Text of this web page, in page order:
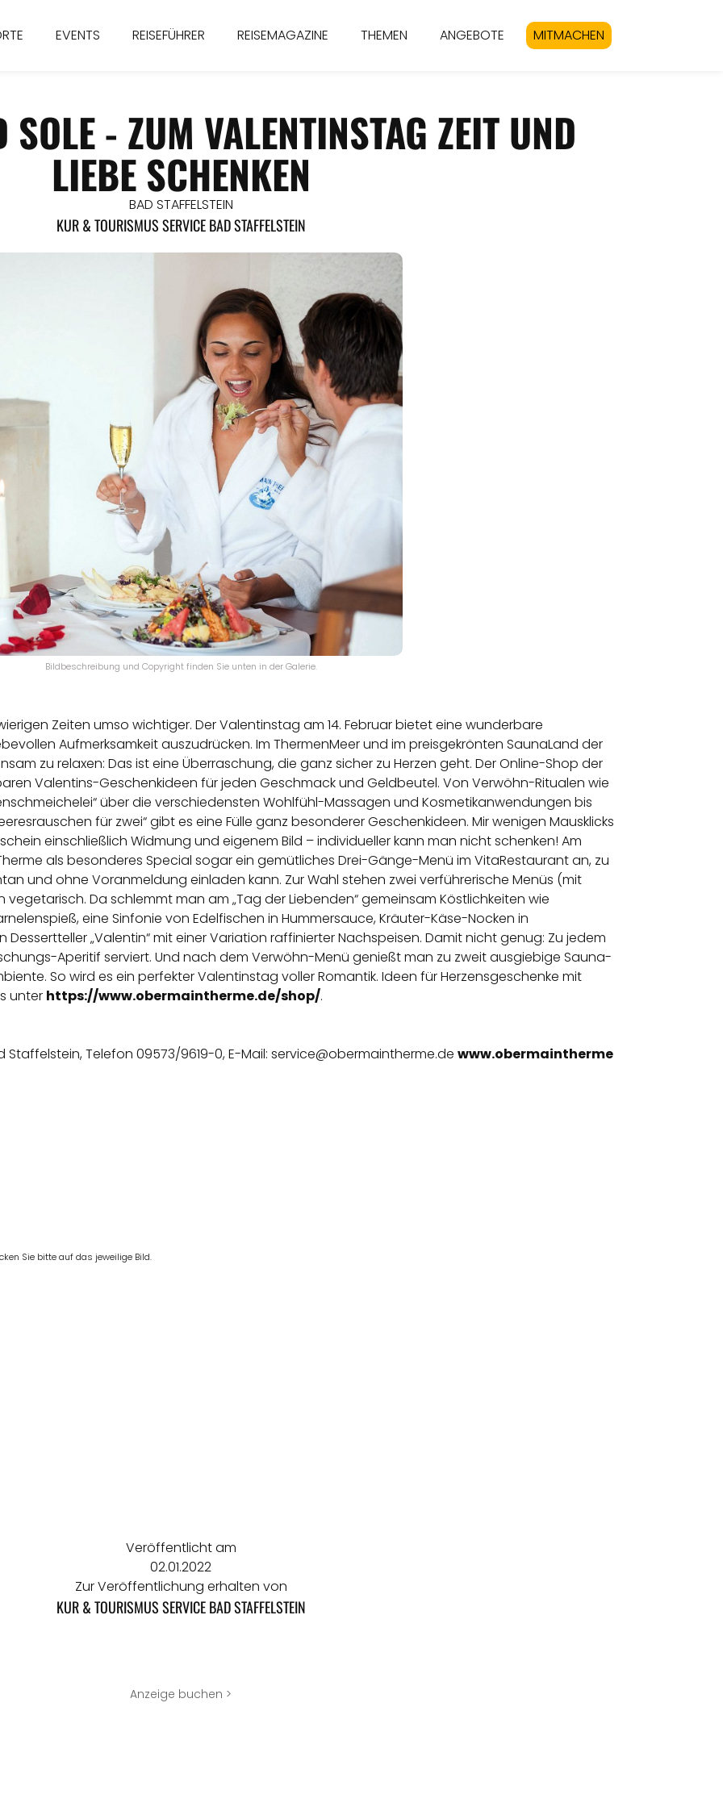
EVENTS REISEFÜHRER REISEMAGAZINE THEMEN ANGEBOTE MITMACHEN
- ZUM VALENTINSTAG ZEIT UND
LIEBE SCHENKEN
BAD STAFFELSTEIN
KUR & TOURISMUS SERVICE BAD STAFFELSTEIN
Bildbeschreibung und Copyright finden Sie unten in der Galerie.
Zeiten umso wichtiger. Der Valentinstag am 14. Februar bietet eine wunderbare
Aufmerksamkeit auszudrücken. Im ThermenMeer und im preisgekrönten SaunaLand der
zu relaxen: Das ist eine Überraschung, die ganz sicher zu Herzen geht. Der Online-Shop der
Valentins-Geschenkideen für jeden Geschmack und Geldbeutel. Von Verwöhn-Ritualen wie
über die verschiedensten Wohlfühl-Massagen und Kosmetikanwendungen bis
für zwei“ gibt es eine Fülle ganz besonderer Geschenkideen. Mir wenigen Mausklicks
einschließlich Widmung und eigenem Bild – individueller kann man nicht schenken! Am
als besonderes Special sogar ein gemütliches Drei-Gänge-Menü im VitaRestaurant an, zu
und ohne Voranmeldung einladen kann. Zur Wahl stehen zwei verführerische Menüs (mit
Da schlemmt man am „Tag der Liebenden“ gemeinsam Köstlichkeiten wie
eine Sinfonie von Edelfischen in Hummersauce, Kräuter-Käse-Nocken in
„Valentin“ mit einer Variation raffinierter Nachspeisen. Damit nicht genug: Zu jedem
Aperitif serviert. Und nach dem Verwöhn-Menü genießt man zu zweit ausgiebige Sauna-
So wird es ein perfekter Valentinstag voller Romantik. Ideen für Herzensgeschenke mit
unter https://www.obermaintherme.de/shop/.
Staffelstein, Telefon 09573/9619-0, E-Mail: service@obermaintherme.de www.obermaintherme
Sie bitte auf das jeweilige Bild.
Veröffentlicht am
02.01.2022
Zur Veröffentlichung erhalten von
KUR & TOURISMUS SERVICE BAD STAFFELSTEIN
Anzeige buchen >